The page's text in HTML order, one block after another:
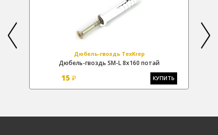
Дюбель-гвоздь ТехKrep
Дюбель-гвоздь SM-L 8х160 потай
15 ₽ КУПИТЬ